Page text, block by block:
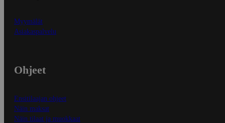
Myymälät
Asiakaspalvelu
Ohjeet
Ensitilaajan ohjeet
Näin maksat
Näin tilaat ja muokkaat